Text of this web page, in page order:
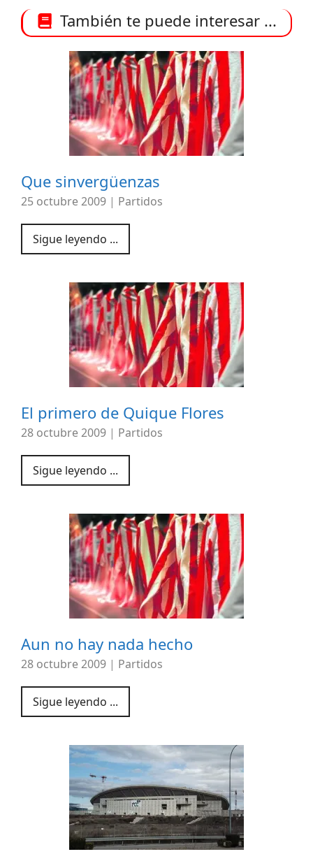
También te puede interesar ...
Que sinvergüenzas
25 octubre 2009 | Partidos
Sigue leyendo ...
El primero de Quique Flores
28 octubre 2009 | Partidos
Sigue leyendo ...
Aun no hay nada hecho
28 octubre 2009 | Partidos
Sigue leyendo ...